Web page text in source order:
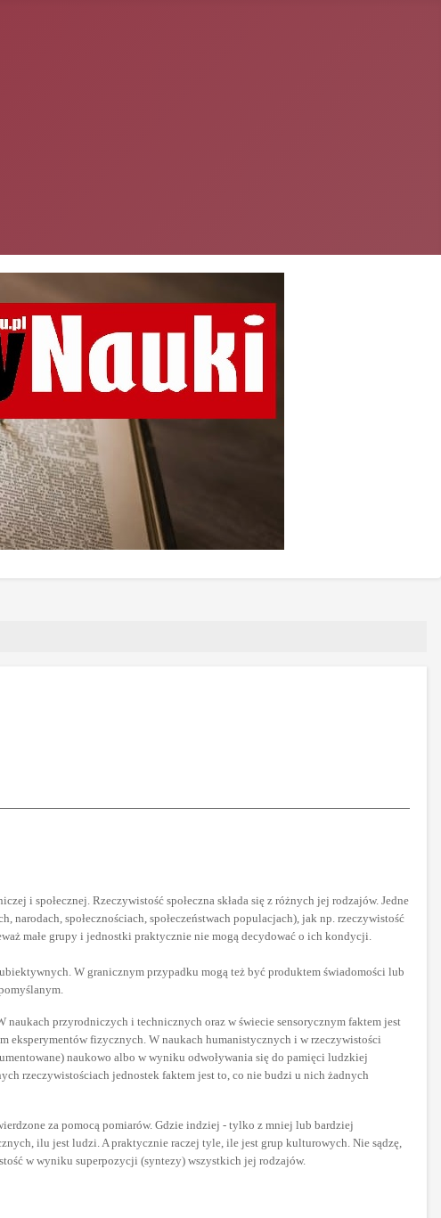
i społecznej. Rzeczywistość społeczna składa się z różnych jej rodzajów. Jedne
społecznościach, społeczeństwach populacjach), jak np. rzeczywistość
małe grupy i jednostki praktycznie nie mogą decydować o ich kondycji.
W granicznym przypadku mogą też być produktem świadomości lub
naukach przyrodniczych i technicznych oraz w świecie sensorycznym faktem jest
eksperymentów fizycznych. W naukach humanistycznych i w rzeczywistości
naukowo albo w wyniku odwoływania się do pamięci ludzkiej
rzeczywistościach jednostek faktem jest to, co nie budzi u nich żadnych
za pomocą pomiarów. Gdzie indziej - tylko z mniej lub bardziej
ilu jest ludzi. A praktycznie raczej tyle, ile jest grup kulturowych. Nie sądzę,
w wyniku superpozycji (syntezy) wszystkich jej rodzajów.